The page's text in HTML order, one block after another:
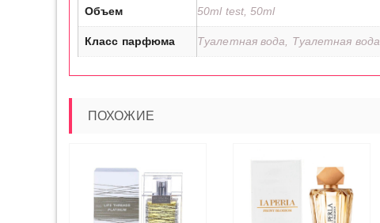
Объем 50ml test, 50ml
Класс парфюма Туалетная вода, Туалетная вода
ПОХОЖИЕ